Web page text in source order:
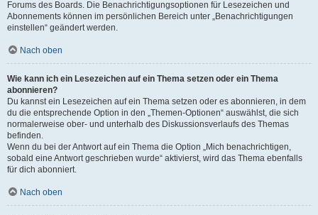
Forums des Boards. Die Benachrichtigungsoptionen für Lesezeichen und
Abonnements können im persönlichen Bereich unter „Benachrichtigungen
einstellen“ geändert werden.
Nach oben
Wie kann ich ein Lesezeichen auf ein Thema setzen oder ein Thema
abonnieren?
Du kannst ein Lesezeichen auf ein Thema setzen oder es abonnieren, in dem
du die entsprechende Option in den „Themen-Optionen“ auswählst, die sich
normalerweise ober- und unterhalb des Diskussionsverlaufs des Themas
befinden.
Wenn du bei der Antwort auf ein Thema die Option „Mich benachrichtigen,
sobald eine Antwort geschrieben wurde“ aktivierst, wird das Thema ebenfalls
für dich abonniert.
Nach oben